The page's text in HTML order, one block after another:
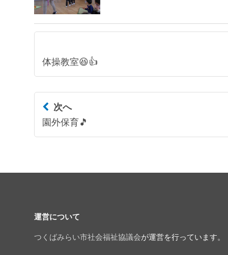
体操教室😆👍
次へ
園外保育🎵
運営について
つくばみらい市社会福祉協議会が運営を行っています。